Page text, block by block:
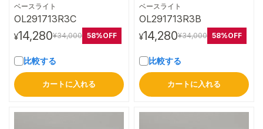
ベースライト
OL291713R3C
¥14,280¥34,000 58%OFF
比較する
カートに入れる
ベースライト
OL291713R3B
¥14,280¥34,000 58%OFF
比較する
カートに入れる